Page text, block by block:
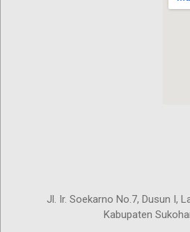
Jl. Ir. Soekarno No.7, Dusun I,
Kabupaten